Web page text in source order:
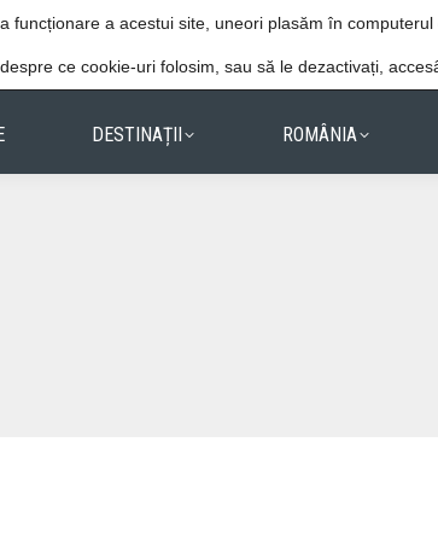
Vacanțele reușite stau în detalii.
DESTINAȚII ROMÂNIA
funcționare a acestui site, uneori plasăm în
ce cookie-uri folosim, sau să le dezactivați,